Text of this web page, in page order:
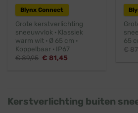
Blynx Connect
Grote kerstverlichting
sneeuwvlok · Klassiek
warm wit · Ø 65 cm ·
Koppelbaar · IP67
€89,95 Oorspronkelijke
€ 81,45
65
€
Kerstverlichting buiten